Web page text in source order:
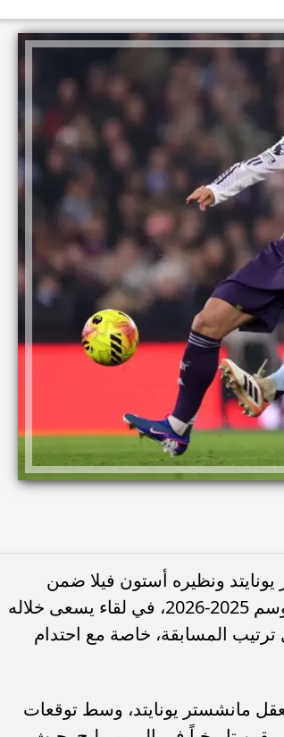
ونظيره أستون فيلا ضمن
منافسات الجولة الثلاثين من الدوري الإنجليزي الممتاز لموسم 2025-2026، في لقاء يسعى خلاله
ترتيب المسابقة، خاصة مع احتدام
مانشستر يونايتد، وسط توقعات